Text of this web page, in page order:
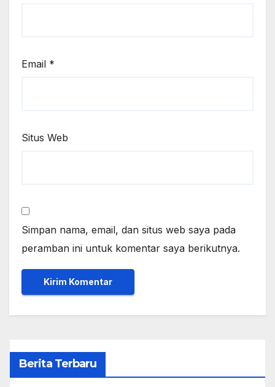
Email *
Situs Web
Simpan nama, email, dan situs web saya pada
peramban ini untuk komentar saya berikutnya.
Berita Terbaru